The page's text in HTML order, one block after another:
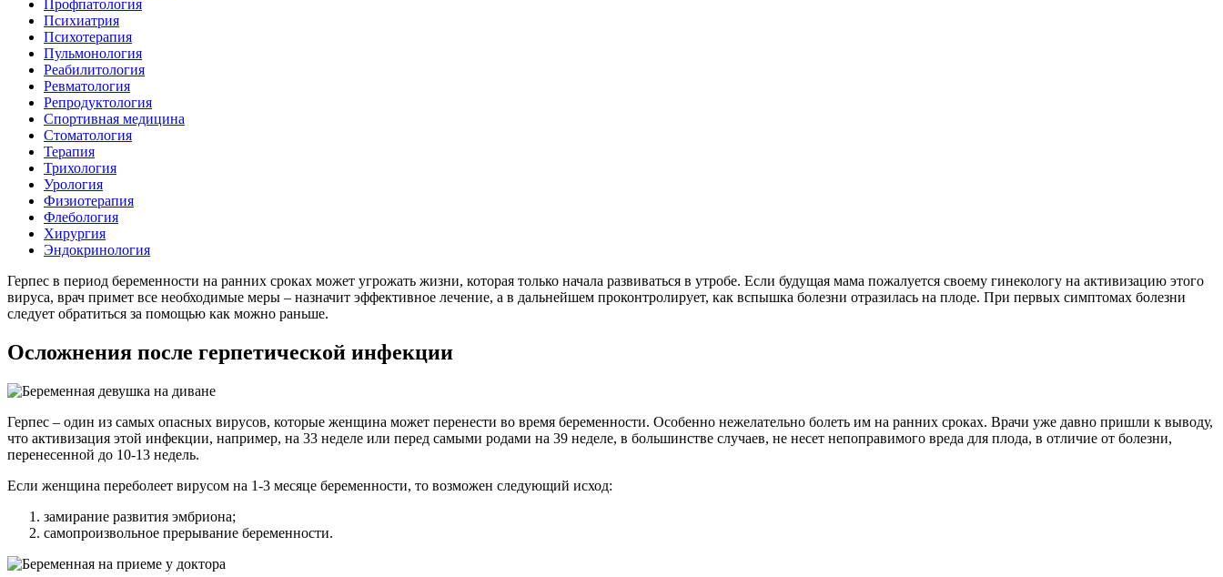
Профпатология
Психиатрия
Психотерапия
Пульмонология
Реабилитология
Ревматология
Репродуктология
Спортивная медицина
Стоматология
Терапия
Трихология
Урология
Физиотерапия
Флебология
Хирургия
Эндокринология
Герпес в период беременности на ранних сроках может угрожать жизни, которая только начала развиваться в утробе. Если будущая мама пожалуется своему гинекологу на активизацию этого
вируса, врач примет все необходимые меры – назначит эффективное лечение, а в дальнейшем проконтролирует, как вспышка болезни отразилась на плоде. При первых симптомах болезни
следует обратиться за помощью как можно раньше.
Осложнения после герпетической инфекции
Герпес – один из самых опасных вирусов, которые женщина может перенести во время беременности. Особенно нежелательно болеть им на ранних сроках. Врачи уже давно пришли к выводу,
что активизация этой инфекции, например, на 33 неделе или перед самыми родами на 39 неделе, в большинстве случаев, не несет непоправимого вреда для плода, в отличие от болезни,
перенесенной до 10-13 недель.
Если женщина переболеет вирусом на 1-3 месяце беременности, то возможен следующий исход:
замирание развития эмбриона;
самопроизвольное прерывание беременности.